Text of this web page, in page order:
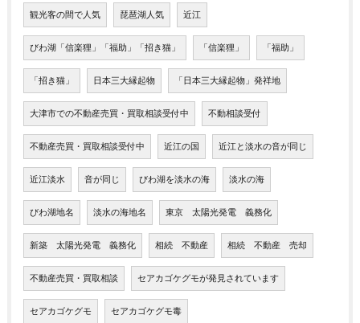
観光客の間で人気 琵琶湖人気 近江
びわ湖「信楽狸」「福助」「招き猫」 「信楽狸」 「福助」
「招き猫」 日本三大縁起物 「日本三大縁起物」発祥地
大津市での不動産売買・買取相談受付中 不動相談受付
不動産売買・買取相談受付中 近江の国 近江と淡水の音が同じ
近江淡水 音が同じ びわ湖を淡水の海 淡水の海
びわ湖地名 淡水の海地名 東京 太陽光発電 義務化
新築 太陽光発電 義務化 相続 不動産 相続 不動産 売却
不動産売買・買取相談 セアカゴケグモが発見されています
セアカゴケグモ セアカゴケグモ毒